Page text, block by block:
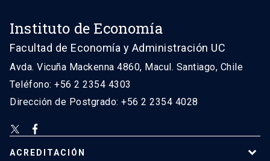
Instituto de Economía
Facultad de Economía y Administración UC
Avda. Vicuña Mackenna 4860, Macul. Santiago, Chile
Teléfono: +56 2 2354 4303
Dirección de Postgrado: +56 2 2354 4028
ACREDITACIÓN